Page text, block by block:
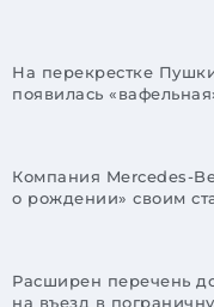
На перекрестке
появилась
Компания Mercedes-
о рождении» своим
Расширен перечень
на въезд в